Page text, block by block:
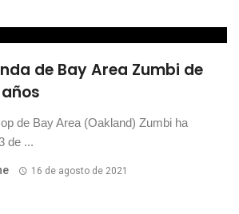
de Bay Area Zumbi de
de Bay Area (Oakland) Zumbi ha
de ...
16 de agosto de 2021